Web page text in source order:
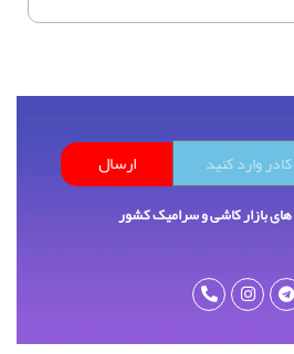
ارسال
بازار کاشی و سرامیک کشور